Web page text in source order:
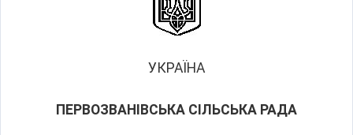
УКРАЇНА
ПЕРВОЗВАНІВСЬКА СІЛЬСЬКА РАДА